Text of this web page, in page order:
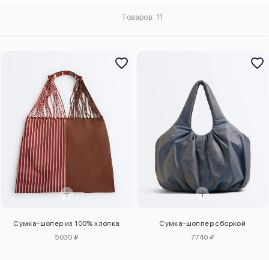
Товаров: 11
Сумка-шопер из 100% хлопка
5030 ₽
Сумка-шоппер сборкой
7740 ₽